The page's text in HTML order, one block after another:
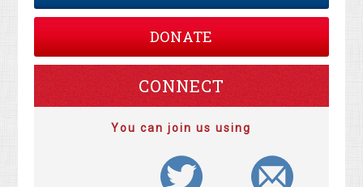
DONATE
CONNECT
You can join us using